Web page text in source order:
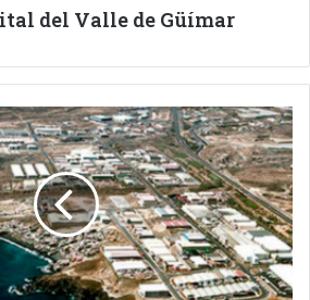
del Valle de Güímar